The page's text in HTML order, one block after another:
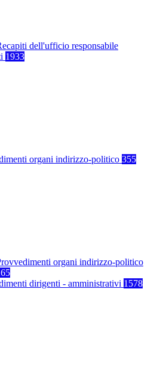
dell'ufficio responsabile
1933
organi indirizzo-politico 355
organi indirizzo-politico
dirigenti - amministrativi 1578